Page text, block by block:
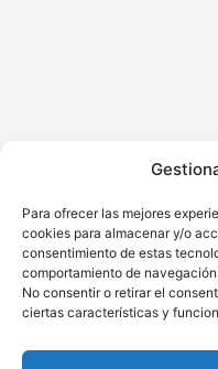
Para ofrecer las mejores
cookies para almacenar y/o
consentimiento de estas
comportamiento de
No consentir o retirar el
ciertas características y
Aviso Legal